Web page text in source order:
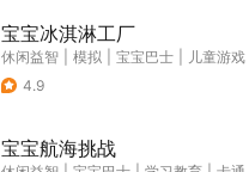
宝宝冰淇淋工厂
休闲益智 模拟 宝宝巴士
儿童游戏
4.9
宝宝航海挑战